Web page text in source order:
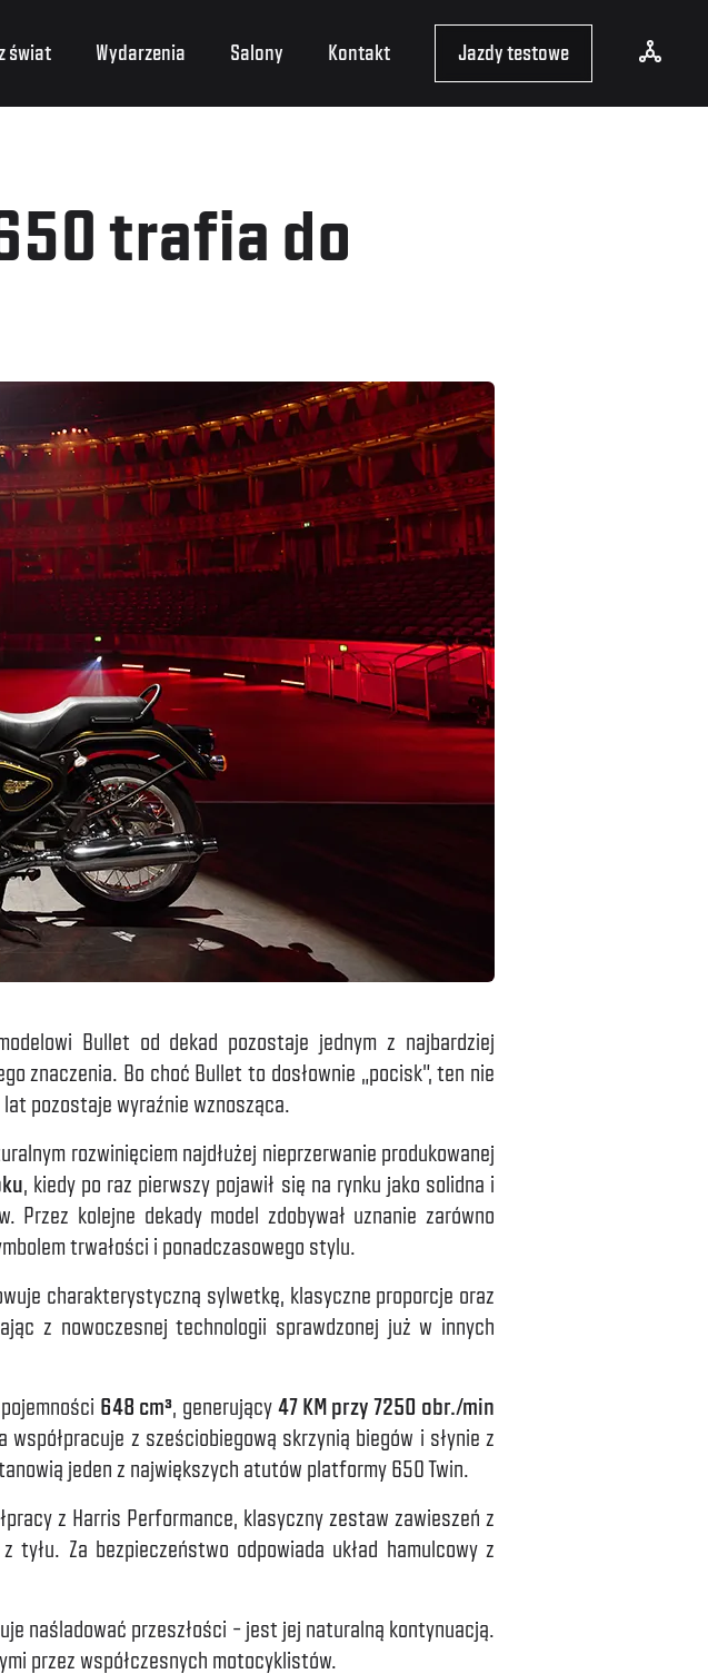
świat Wydarzenia Salony Kontakt Jazdy testowe
trafia do
Bullet od dekad pozostaje jednym z najbardziej
znaczenia. Bo choć Bullet to dosłownie „pocisk”, ten nie
pozostaje wyraźnie wznosząca.
rozwinięciem najdłużej nieprzerwanie produkowanej
, kiedy po raz pierwszy pojawił się na rynku jako solidna i
Przez kolejne dekady model zdobywał uznanie zarówno
trwałości i ponadczasowego stylu.
charakterystyczną sylwetkę, klasyczne proporcje oraz
z nowoczesnej technologii sprawdzonej już w innych
648 cm³, generujący 47 KM przy 7250 obr./min
współpracuje z sześciobiegową skrzynią biegów i słynie z
jeden z największych atutów platformy 650 Twin.
z Harris Performance, klasyczny zestaw zawieszeń z
Za bezpieczeństwo odpowiada układ hamulcowy z
naśladować przeszłości – jest jej naturalną kontynuacją.
przez współczesnych motocyklistów.